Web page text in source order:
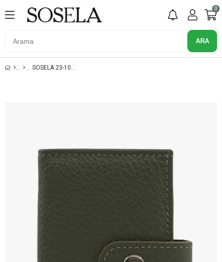
0
SOSELA 23-1029 HAKI